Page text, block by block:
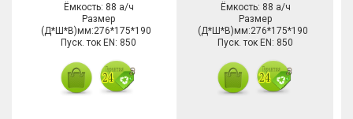
Ёмкость: 88 а/ч
Размер
(Д*Ш*В)мм:276*175*190
Пуск. ток EN: 850
Ёмкость: 88 а/ч
Размер
(Д*Ш*В)мм:276*175*190
Пуск. ток EN: 850